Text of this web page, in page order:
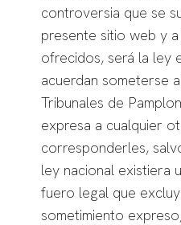
controversia que se
presente sitio web y
ofrecidos, será la ley
acuerdan someterse
Tribunales de
expresa a cualquier
corresponderles,
ley nacional existiera
fuero legal que
sometimiento